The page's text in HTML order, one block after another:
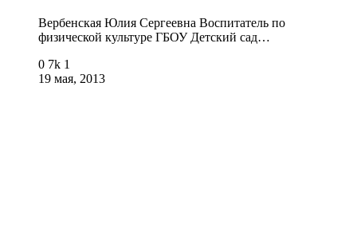
Вербенская Юлия Сергеевна Воспитатель по
физической культуре ГБОУ Детский сад…
0 7k 1
19 мая, 2013